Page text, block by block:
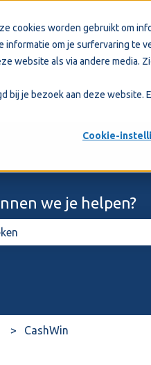
cookies worden gebruikt om
informatie om je surfervaring te
website als via andere media.
bij je bezoek aan deze website.
Cookie-
we je helpen?
CashWin